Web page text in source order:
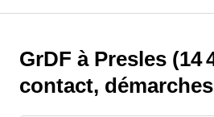
GrDF à Presles (14
contact, démarches